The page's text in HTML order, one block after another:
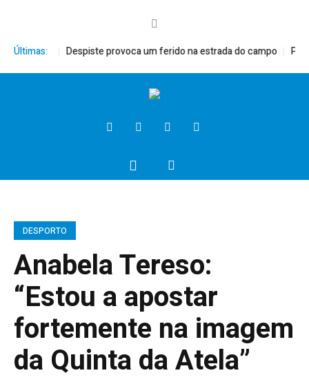
Últimas:
XVI Despiste provoca um ferido na estrada do campo Presidente
DESPORTO
Anabela Tereso:
“Estou a apostar
fortemente na imagem
da Quinta da Atela”